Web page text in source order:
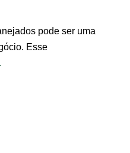
pode ser uma
Esse